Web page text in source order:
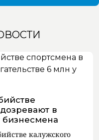
в
бизнесмена
калужского